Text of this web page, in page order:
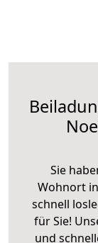
Sie
Wohnort
schnell
für Sie!
und